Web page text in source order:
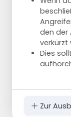
den der
verkürzt
Dies
Zur